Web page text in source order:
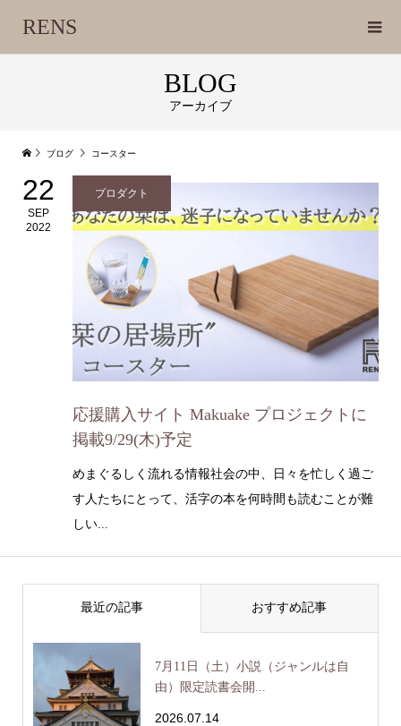
RENS
BLOG
アーカイブ
ブログ コースター
22
SEP
2022
プロダクト
応援購入サイト Makuake プロジェクトに
掲載9/29(木)予定
めまぐるしく流れる情報社会の中、日々を忙しく過ご
す人たちにとって、活字の本を何時間も読むことが難
しい...
最近の記事 おすすめ記事
7月11日（土）小説（ジャンルは自
由）限定読書会開...
2026.07.14